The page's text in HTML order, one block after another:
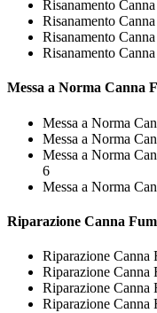
Risanamento
Risanamento
Risanamento
Risanamento
Messa a Norma Canna
Messa a Norma
Messa a Norma
Messa a Norma
6
Messa a Norma
Riparazione Canna
Riparazione
Riparazione
Riparazione
Riparazione